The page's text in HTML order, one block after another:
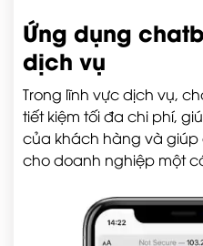
Ứng dụng
dịch vụ
Trong lĩnh vực dịch vụ,
tiết kiệm tối đa chi phí,
của khách hàng và
cho doanh nghiệp một